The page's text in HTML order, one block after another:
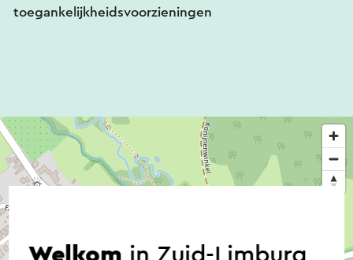
toegankelijkheidsvoorzieningen
Welkom in Zuid-Limburg